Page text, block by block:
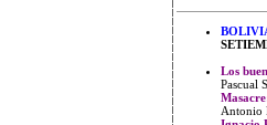
Los
Pascual
Antonio